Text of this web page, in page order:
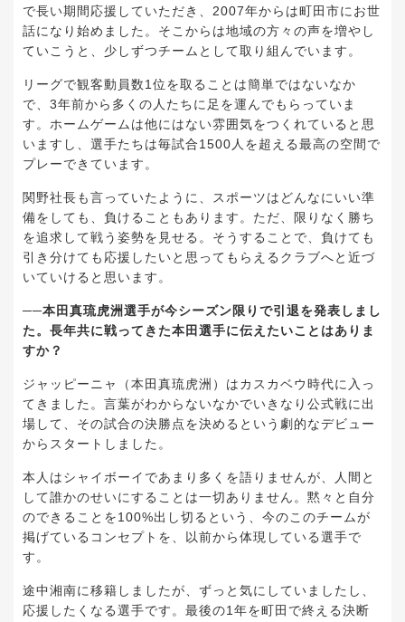
で長い期間応援していただき、2007年からは町田市にお世
話になり始めました。そこからは地域の方々の声を増やし
ていこうと、少しずつチームとして取り組んでいます。
リーグで観客動員数1位を取ることは簡単ではないなか
で、3年前から多くの人たちに足を運んでもらっていま
す。ホームゲームは他にはない雰囲気をつくれていると思
いますし、選手たちは毎試合1500人を超える最高の空間で
プレーできています。
関野社長も言っていたように、スポーツはどんなにいい準
備をしても、負けることもあります。ただ、限りなく勝ち
を追求して戦う姿勢を見せる。そうすることで、負けても
引き分けても応援したいと思ってもらえるクラブへと近づ
いていけると思います。
──本田真琉虎洲選手が今シーズン限りで引退を発表しまし
た。長年共に戦ってきた本田選手に伝えたいことはありま
すか？
ジャッピーニャ（本田真琉虎洲）はカスカベウ時代に入っ
てきました。言葉がわからないなかでいきなり公式戦に出
場して、その試合の決勝点を決めるという劇的なデビュー
からスタートしました。
本人はシャイボーイであまり多くを語りませんが、人間と
して誰かのせいにすることは一切ありません。黙々と自分
のできることを100%出し切るという、今のこのチームが
掲げているコンセプトを、以前から体現している選手で
す。
途中湘南に移籍しましたが、ずっと気にしていましたし、
応援したくなる選手です。最後の1年を町田で終える決断